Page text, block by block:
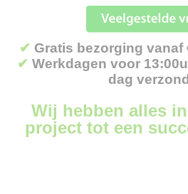
✔ Gratis bezorging vanaf
✔ Werkdagen voor
dag
Wij hebben alles
project tot een